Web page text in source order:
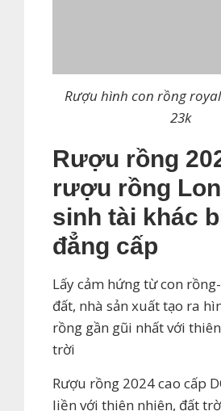
Rượu hình con rồng
23k
Rượu rồng
rượu rồng
sinh tài khác
đẳng cấp
Lấy cảm hứng từ con
đất, nhà sản xuất tạo ra
rồng gần gũi nhất với
trời
Rượu rồng 2024 cao cấp
liền với thiên nhiên, đất